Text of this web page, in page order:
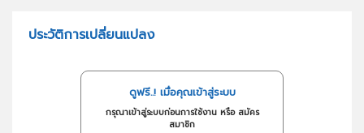
ประวัติการเปลี่ยนแปลง
ดูฟรี..! เมื่อคุณเข้าสู่ระบบ
กรุณาเข้าสู่ระบบก่อนการใช้งาน หรือ สมัคร
สมาชิก